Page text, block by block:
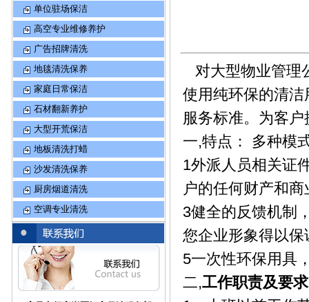
单位驻场保洁
高空专业维修养护
广告招牌清洗
地毯清洗保养
家庭日常保洁
石材翻新养护
大型开荒保洁
地板清洗打蜡
沙发清洗保养
厨房烟道清洗
空调专业清洗
对大型物业管理
使用纯环保的清
服务标准。为客
一,特点： 多种模
1外派人员相关证
户的任何财产和商
3健全的反馈机制
您企业形象得以保
5一次性环保用具
二,工作职责及要求